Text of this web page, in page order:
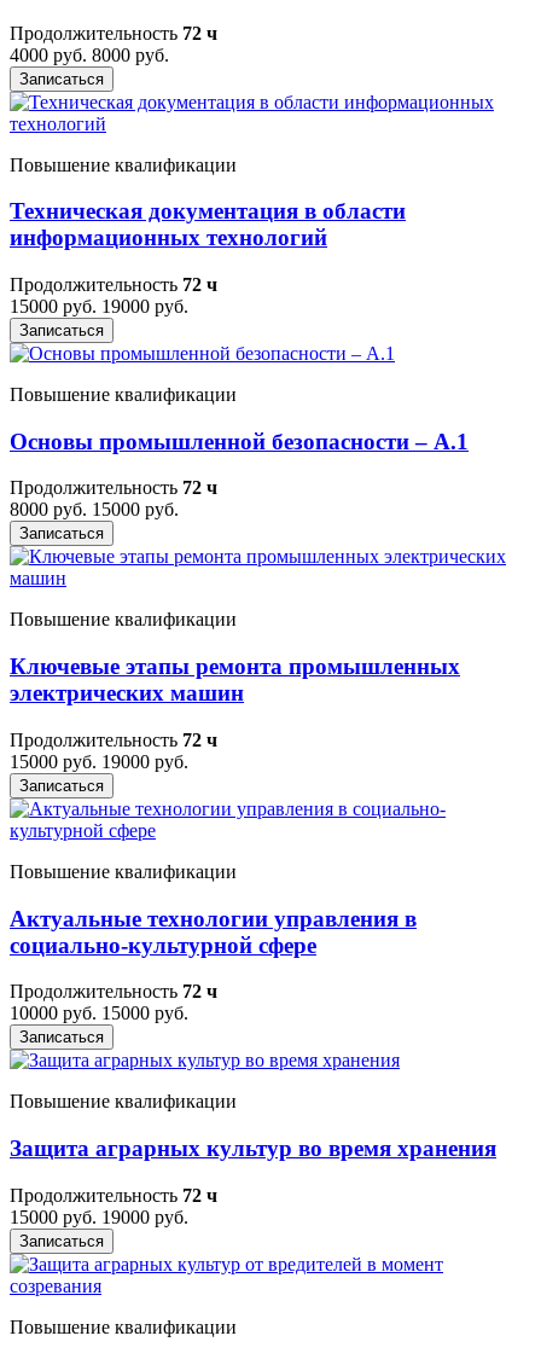
Продолжительность 72 ч
4000 руб. 8000 руб.
Записаться
Повышение квалификации
Техническая документация в области
информационных технологий
Продолжительность 72 ч
15000 руб. 19000 руб.
Записаться
Повышение квалификации
Основы промышленной безопасности – A.1
Продолжительность 72 ч
8000 руб. 15000 руб.
Записаться
Повышение квалификации
Ключевые этапы ремонта промышленных
электрических машин
Продолжительность 72 ч
15000 руб. 19000 руб.
Записаться
Повышение квалификации
Актуальные технологии управления в
социально-культурной сфере
Продолжительность 72 ч
10000 руб. 15000 руб.
Записаться
Повышение квалификации
Защита аграрных культур во время хранения
Продолжительность 72 ч
15000 руб. 19000 руб.
Записаться
Повышение квалификации